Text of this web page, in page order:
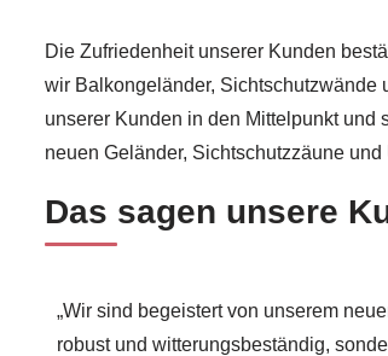
Die Zufriedenheit unserer Kunden
wir Balkongeländer, Sichtschutzwände
unserer Kunden in den Mittelpunkt und
neuen Geländer, Sichtschutzzäune
Das sagen unsere
„Wir sind begeistert von unserem
robust und witterungsbeständig,